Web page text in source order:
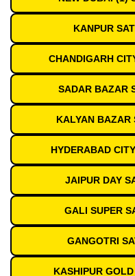
KANPUR
CHANDIGARH
SADAR BAZAR
KALYAN BAZAR
HYDERABAD
JAIPUR DAY
GALI SUPER
GANGOTRI
KASHIPUR